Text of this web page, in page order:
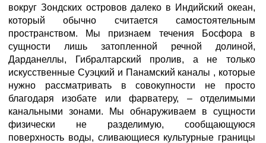
вокруг Зондских островов далеко в Индийский океан,
который обычно считается самостоятельным
пространством. Мы признаем течения Босфора в
сущности лишь затопленной речной долиной,
Дарданеллы, Гибралтарский пролив, а не только
искусственные Суэцкий и Панамский каналы , которые
нужно рассматривать в совокупности не просто
благодаря изобате или фарватеру, – отделимыми
канальными зонами. Мы обнаруживаем в сущности
физически не разделимую, сообщающуюся
поверхность воды, сливающиеся культурные границы